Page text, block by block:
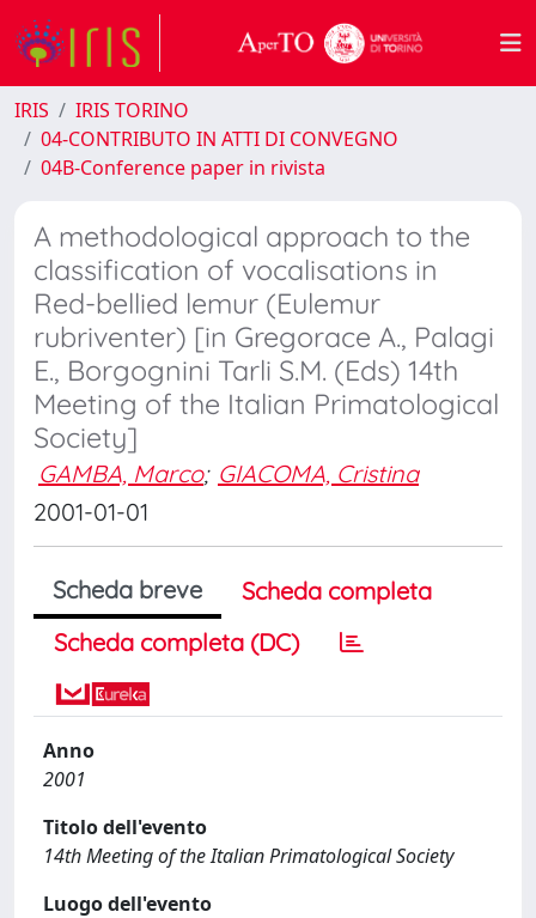
IRIS
IRIS TORINO
04-CONTRIBUTO IN ATTI DI CONVEGNO
04B-Conference paper in rivista
A methodological approach to the
classification of vocalisations in
Red-bellied lemur (Eulemur
rubriventer) [in Gregorace A., Palagi
E., Borgognini Tarli S.M. (Eds) 14th
Meeting of the Italian Primatological
Society]
GAMBA, Marco; GIACOMA, Cristina
2001-01-01
Scheda breve
Scheda completa
Scheda completa (DC)
Anno
2001
Titolo dell'evento
14th Meeting of the Italian Primatological Society
Luogo dell'evento